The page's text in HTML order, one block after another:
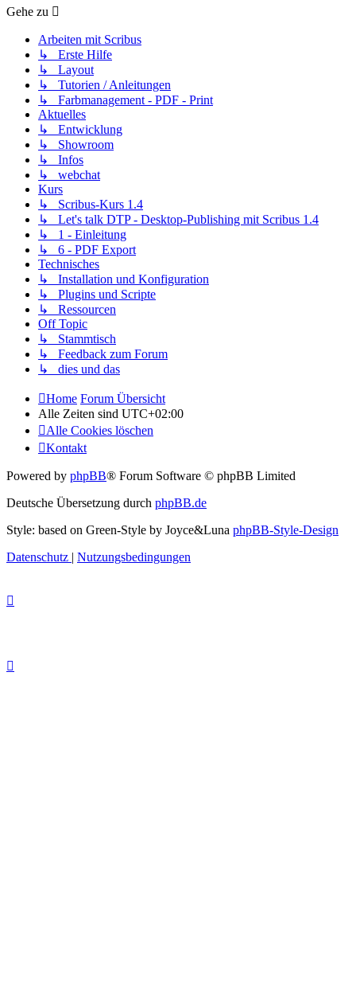
Gehe zu
Arbeiten mit Scribus
↳ Erste Hilfe
↳ Layout
↳ Tutorien / Anleitungen
↳ Farbmanagement - PDF - Print
Aktuelles
↳ Entwicklung
↳ Showroom
↳ Infos
↳ webchat
Kurs
↳ Scribus-Kurs 1.4
↳ Let's talk DTP - Desktop-Publishing mit Scribus 1.4
↳ 1 - Einleitung
↳ 6 - PDF Export
Technisches
↳ Installation und Konfiguration
↳ Plugins und Scripte
↳ Ressourcen
Off Topic
↳ Stammtisch
↳ Feedback zum Forum
↳ dies und das
Home Forum Übersicht
Alle Zeiten sind UTC+02:00
Alle Cookies löschen
Kontakt
Powered by phpBB® Forum Software © phpBB Limited
Deutsche Übersetzung durch phpBB.de
Style: based on Green-Style by Joyce&Luna phpBB-Style-Design
Datenschutz | Nutzungsbedingungen